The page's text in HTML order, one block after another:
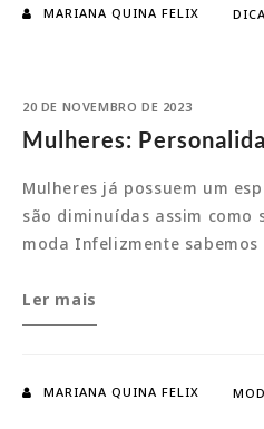
MARIANA QUINA FELIX
20 DE NOVEMBRO DE 2023
Mulheres:
Mulheres já possuem um
são diminuídas assim
moda Infelizmente
Mulheres:
Personalidades
na
Ler mais
MARIANA QUINA FELIX